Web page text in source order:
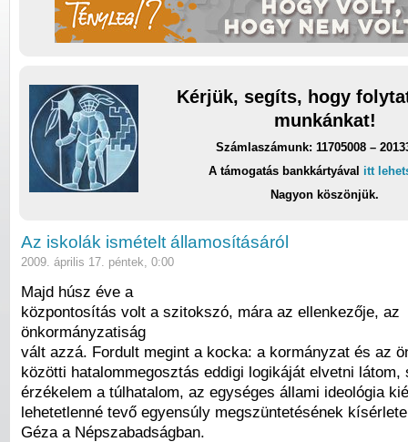
Kérjük, segíts, hogy
munkánkat!
Számlaszámunk: 11705008 –
A támogatás bankkártyával itt
Nagyon köszönjük.
Az iskolák ismételt államosításáról
2009. április 17. péntek, 0:00
Majd húsz éve a
központosítás volt a szitokszó, mára az ellenkezője, az
önkormányzatiság
vált azzá. Fordult megint a kocka: a kormányzat és az
közötti hatalommegosztás eddigi logikáját elvetni látom,
érzékelem a túlhatalom, az egységes állami ideológia
lehetetlenné tevő egyensúly megszüntetésének
Géza a Népszabadságban.